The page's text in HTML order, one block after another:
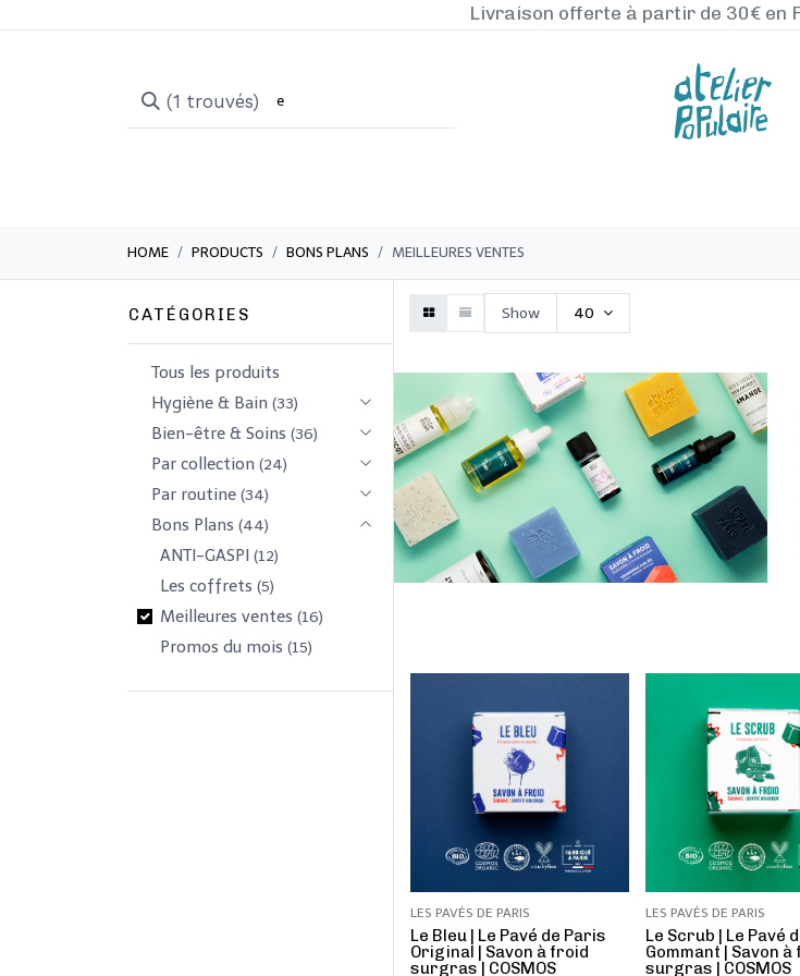
Livraison offerte à partir de 30€ en
(1 trouvés)
HOME PRODUCTS BONS PLANS MEILLEURES VENTES
CATÉGORIES
Tous les produits
​Hygiène & Bain (33)
​​​Bien-être & Soins (36)
Par collection (24)
Par routine (34)
Bons Plans (44)
​ANTI-GASPI (12)
Les coffrets (5)
Meilleures ventes (16)
Promos du mois (15)
Show 40
LES PAVÉS DE PARIS
​Le Bleu | Le Pavé de Paris
Original | Savon à froid
surgras | COSMOS
LES PAVÉS DE PARIS
​Le Scrub | Le Pavé
Gommant | Savon
surgras | COSMOS